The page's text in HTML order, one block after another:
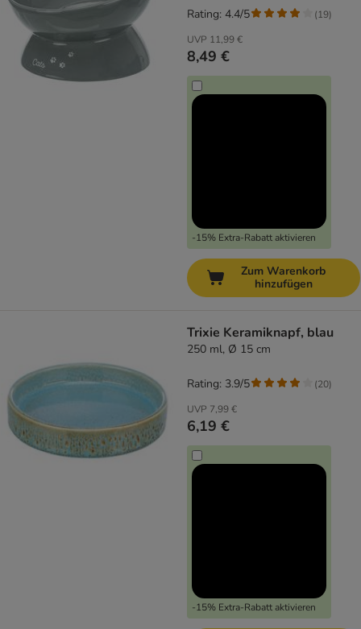
UVP 11,99 €
8,49 €
-15% Extra-Rabatt aktivieren
Rating: 4.4/5 (19)
Zum Warenkorb
hinzufügen
Trixie Keramiknapf, blau
250 ml, Ø 15 cm
UVP 7,99 €
6,19 €
-15% Extra-Rabatt aktivieren
Rating: 3.9/5 (20)